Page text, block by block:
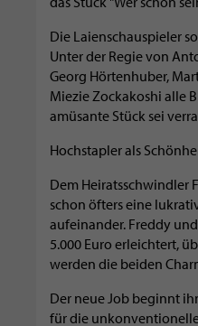
Die Laienschauspieler
Unter der Regie von
Georg Hörtenhuber,
Miezie Zockakoshi alle
amüsante Stück sei
Hochstapler als
Dem Heiratsschwindler
schon öfters eine
aufeinander. Freddy
5.000 Euro erleichtert,
werden die beiden
Der neue Job beginnt
für die